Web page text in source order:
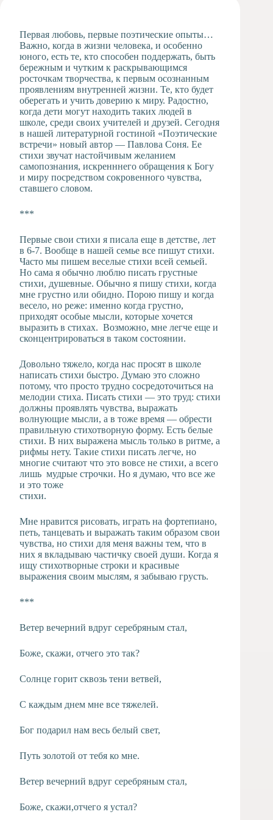
Музыкальное
отделение
Психологическая
Служба
Тьюторская
служба
Первая любовь, первые поэтические опыты…
Важно, когда в жизни человека, и особенно
юного, есть те, кто способен поддержать, быть
бережным и чутким к раскрывающимся
росточкам творчества, к первым осознанным
проявлениям внутренней жизни. Те, кто будет
оберегать и учить доверию к миру. Радостно,
когда дети могут находить таких людей в
школе, среди своих учителей и друзей. Сегодня
в нашей литературной гостиной «Поэтические
встречи» новый автор — Павлова Соня. Ее
стихи звучат настойчивым желанием
самопознания, искренннего обращения к Богу
и миру посредством сокровенного чувства,
ставшего словом.
***
Первые свои стихи я писала еще в детстве, лет
в 6-7. Вообще в нашей семье все пишут стихи.
Часто мы пишем веселые стихи всей семьей.
Но сама я обычно люблю писать грустные
стихи, душевные. Обычно я пишу стихи, когда
мне грустно или обидно. Порою пишу и когда
весело, но реже: именно когда грустно,
приходят особые мысли, которые хочется
выразить в стихах. Возможно, мне легче еще и
сконцентрироваться в таком состоянии.
Довольно тяжело, когда нас просят в школе
написать стихи быстро. Думаю это сложно
потому, что просто трудно сосредоточиться на
мелодии стиха. Писать стихи — это труд: стихи
должны проявлять чувства, выражать
волнующие мысли, а в тоже время — обрести
правильную стихотворную форму. Есть белые
стихи. В них выражена мысль только в ритме, а
рифмы нету. Такие стихи писать легче, но
многие считают что это вовсе не стихи, а всего
лишь мудрые строчки. Но я думаю, что все же
и это тоже
стихи.
Мне нравится рисовать, играть на фортепиано,
петь, танцевать и выражать таким образом свои
чувства, но стихи для меня важны тем, что в
них я вкладываю частичку своей души. Когда я
ищу стихотворные строки и красивые
выражения своим мыслям, я забываю грусть.
***
Ветер вечерний вдруг серебряным стал,
Боже, скажи, отчего это так?
Солнце горит сквозь тени ветвей,
С каждым днем мне все тяжелей.
Бог подарил нам весь белый свет,
Путь золотой от тебя ко мне.
Ветер вечерний вдруг серебряным стал,
Боже, скажи,отчего я устал?